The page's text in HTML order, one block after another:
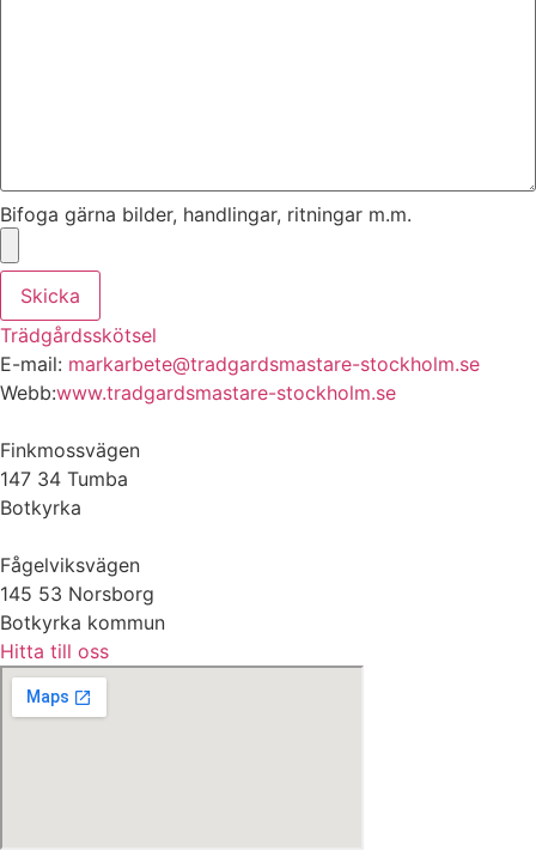
Bifoga gärna bilder, handlingar, ritningar m.m.
Skicka
Trädgårdsskötsel
E-mail: markarbete@tradgardsmastare-stockholm.se
Webb:www.tradgardsmastare-stockholm.se
Finkmossvägen
147 34 Tumba
Botkyrka
Fågelviksvägen
145 53 Norsborg
Botkyrka kommun
Hitta till oss